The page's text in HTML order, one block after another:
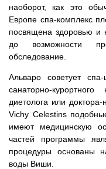
наоборот, как это
Европе спа-комплекс
посвящена здоровью и
до возможности
обследование.
Альваро советует
санаторно-
диетолога или
Vichy Celestins
имеют медицинскую
частей программы
процедуры основаны
воды Виши.